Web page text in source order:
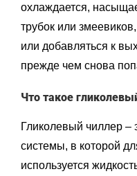
охлаждается,
трубок или
или добавляться к
прежде чем снова
Что такое
Гликолевый чиллер –
системы, в которой
используется